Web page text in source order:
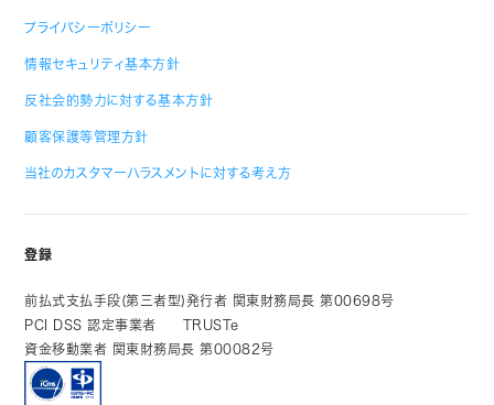
プライバシーポリシー
情報セキュリティ基本方針
反社会的勢力に対する基本方針
顧客保護等管理方針
当社のカスタマーハラスメントに対する考え方
登録
前払式支払手段(第三者型)発行者 関東財務局長 第00698号
PCI DSS 認定事業者
TRUSTe
資金移動業者 関東財務局長 第00082号